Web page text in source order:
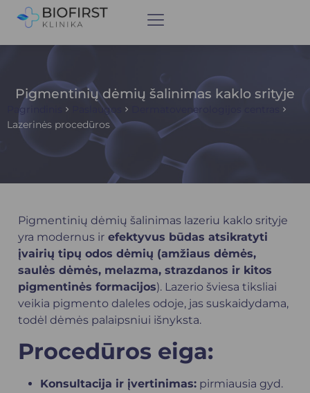
Pigmentinių dėmių šalinimas kaklo srityje
Pagrindinis Paslaugos
Dermatovenerologijos centras
Lazerinės procedūros
Pigmentinių dėmių šalinimas lazeriu kaklo srityje
yra modernus ir efektyvus būdas atsikratyti
įvairių tipų odos dėmių (amžiaus dėmės,
saulės dėmės, melazma, strazdanos ir kitos
pigmentinės formacijos). Lazerio šviesa tiksliai
veikia pigmento daleles odoje, jas suskaidydama,
todėl dėmės palaipsniui išnyksta.
Procedūros eiga:
Konsultacija ir įvertinimas: pirmiausia gyd.